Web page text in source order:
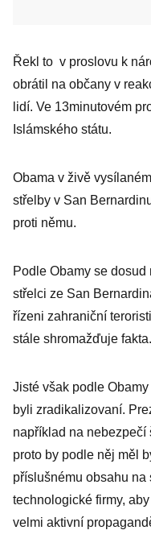
Řekl to v proslovu k
obrátil na občany v
lidí. Ve 13minutovém
Islámského státu.
Obama v živě
střelby v San
proti němu.
Podle Obamy se
střelci ze San
řízeni zahraniční
stále shromažďuje fakta.
Jisté však podle
byli zradikalizovaní.
například na nebezpečí
proto by podle něj měl
příslušnému obsahu
technologické firmy,
velmi aktivní